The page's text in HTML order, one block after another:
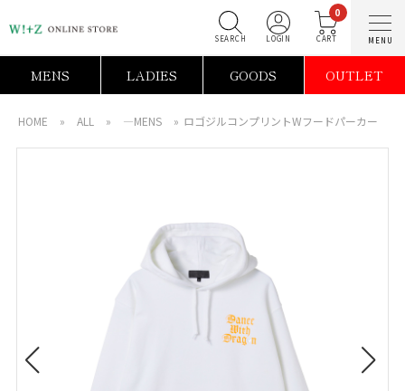
0
MENS LADIES GOODS OUTLET
HOME » ALL » ―MENS » ロゴジルコンプリントWフードパーカー